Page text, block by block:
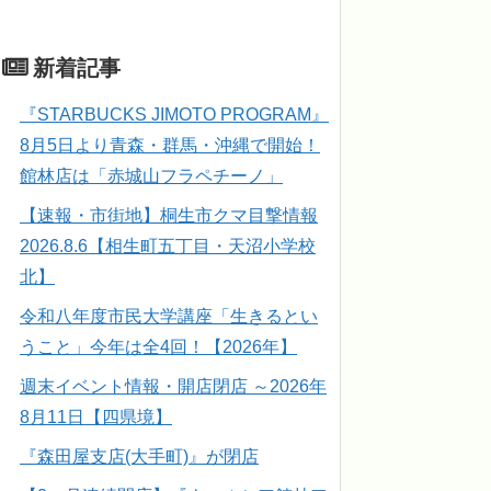
新着記事
『STARBUCKS JIMOTO PROGRAM』
8月5日より青森・群馬・沖縄で開始！
館林店は「赤城山フラペチーノ」
【速報・市街地】桐生市クマ目撃情報
2026.8.6【相生町五丁目・天沼小学校
北】
令和八年度市民大学講座「生きるとい
うこと」今年は全4回！【2026年】
週末イベント情報・開店閉店 ～2026年
8月11日【四県境】
『森田屋支店(大手町)』が閉店